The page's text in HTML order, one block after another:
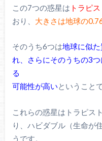
この7つの惑星は トラピ
おり、 大きさは地球の
そのうち6つは地球に似
れ、
さらにそのうちの3
る
可能性が高いということで
これらの惑星はトラピス
り、ハビダブル（生命が
うです。